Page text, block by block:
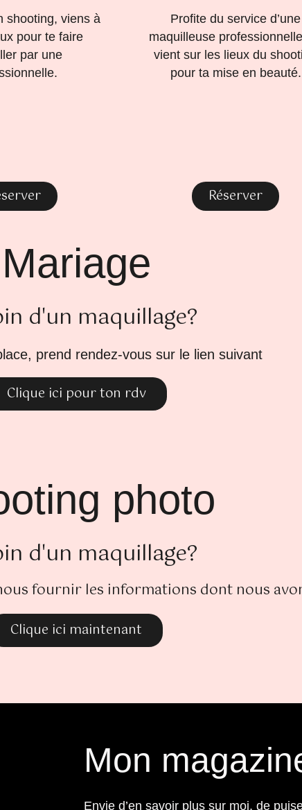
shooting, viens à
pour te faire
par une
Profite du service d’une
maquilleuse
vient sur les lieux du
pour ta mise en beauté.
Réserver
Mariage
d'un maquillage?
prend rendez-vous sur le lien suivant
Clique ici pour ton rdv
photo
d'un maquillage?
fournir les informations dont nous
Clique ici maintenant
Mon
Envie d’en savoir plus sur moi, de